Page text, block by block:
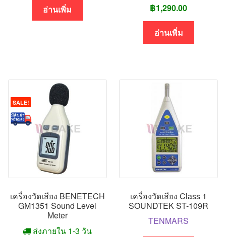
อ่านเพิ่ม ฿1,290.00
อ่านเพิ่ม
เครื่องวัดเสียง BENETECH
GM1351 Sound Level
Meter
ส่งภายใน 1-3 วัน
SALE!
เครื่องวัดเสียง Class 1
SOUNDTEK ST-109R
TENMARS